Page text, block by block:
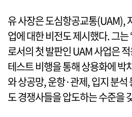
유 사장은 도심항공교통(UAM),
업에 대한 비전도 제시했다. 그
로서의 첫 발판인 UAM 사업은
테스트 비행을 통해 상용화에 박
와 상공망, 운항·관제, 입지 분석
도 경쟁사들을 압도하는 수준을